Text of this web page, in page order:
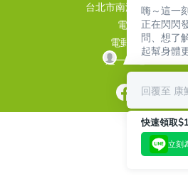
台北市南港區重陽路
電話 02-
電郵
週一～週五
嗨～這一
正在閃閃
問、想了
起幫身體
回覆至 康
快速領取
立刻